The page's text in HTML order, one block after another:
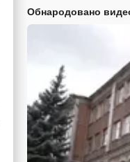
Обнародовано